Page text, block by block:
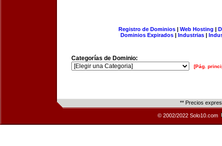
Registro de Dominios| Web Hosting |
Dominios Expirados | Industrias |
Categorías de Dominio:
[Pág.
** Precios
© 2002/2022 Solo10.com